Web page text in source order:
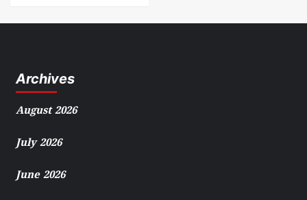
Archives
August 2026
July 2026
June 2026